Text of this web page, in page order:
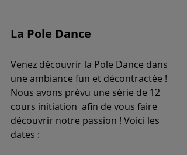
La Pole Dance
Venez découvrir la Pole Dance dans
une ambiance fun et décontractée !
Nous avons prévu une série de 12
cours initiation  afin de vous faire
découvrir notre passion ! Voici les
dates :